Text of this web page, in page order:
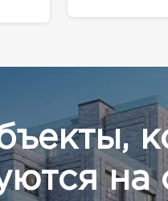
на